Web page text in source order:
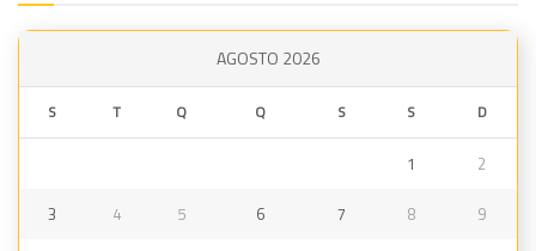
AGOSTO 2026
S T Q Q S S D
1 2
3 4 5 6 7 8 9